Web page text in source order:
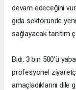
devam edeceğini
gıda sektöründe
sağlayacak tanıtım
Bıdı, 3 bin 500'ü
profesyonel
amaçladıklarını